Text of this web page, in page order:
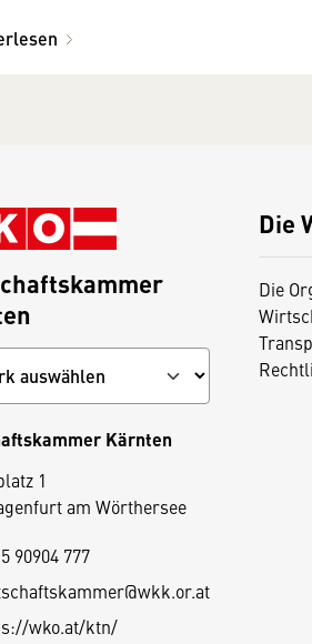
Die
Die
Kärnten
1
am Wörthersee
90904 777
wko.at/ktn/